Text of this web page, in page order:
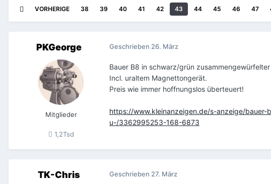
VORHERIGE 38 39 40 41 42 43 44 45 46 47
PKGeorge
Mitglieder
1,2Tsd
Geschrieben 26. März
Bauer B8 in schwarz/grün
Incl. uraltem Magnettongerät.
Preis wie immer hoffnungslos überteuert!
https://www.kleinanzeigen.de/s-anzeige/
u-/3362995253-168-6873
TK-Chris Geschrieben 27. März